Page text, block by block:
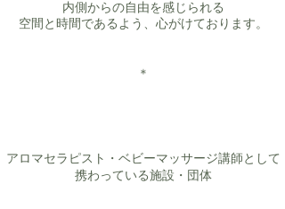
内側からの自由を感じられる
空間と時間であるよう、心がけております。
＊
アロマセラピスト・ベビーマッサージ講師として
携わっている施設・団体